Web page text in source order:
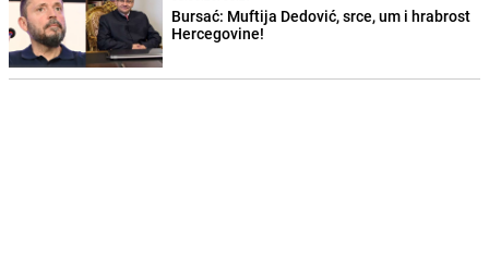
Bursać: Muftija Dedović, srce, um i hrabrost
Hercegovine!